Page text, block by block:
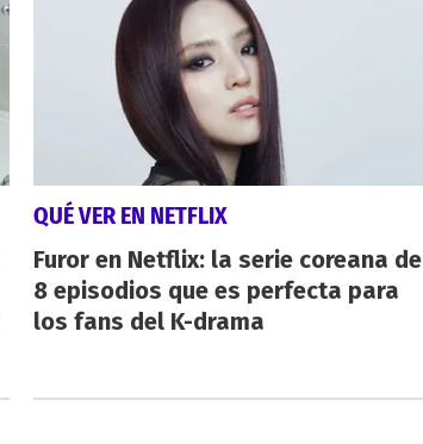
QUÉ VER EN NETFLIX
Furor en Netflix: la serie coreana de
8 episodios que es perfecta para
los fans del K-drama